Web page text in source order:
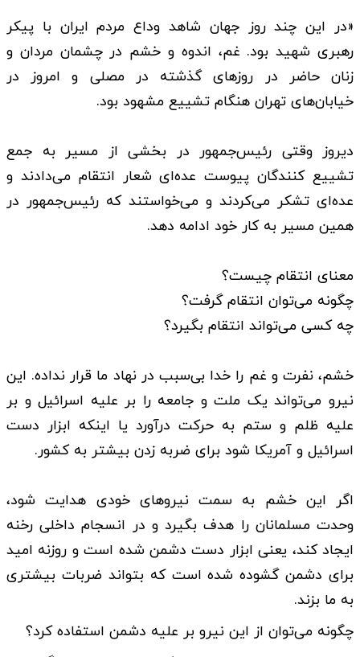
«در این چند روز جهان شاهد وداع مردم ایران با پیکر
رهبری شهید بود. غم، اندوه و خشم در چشمان مردان و
زنان حاضر در روزهای گذشته در مصلی و امروز در
خیابان‌های تهران هنگام تشییع مشهود بود.
دیروز وقتی رئیس‌جمهور در بخشی از مسیر به جمع
تشییع کنندگان پیوست عده‌ای شعار انتقام می‌دادند و
عده‌ای تشکر می‌کردند و می‌خواستند که رئیس‌جمهور در
همین مسیر به کار خود ادامه دهد.
معنای انتقام چیست؟
چگونه می‌توان انتقام گرفت؟
چه کسی می‌تواند انتقام بگیرد؟
خشم، نفرت و غم را خدا بی‌سبب در نهاد ما قرار نداده. این
نیرو می‌تواند یک ملت و جامعه را بر علیه اسرائیل و بر
علیه ظلم و ستم به حرکت درآورد یا اینکه ابزار دست
اسرائیل و آمریکا شود برای ضربه زدن بیشتر به کشور.
اگر این خشم به سمت نیروهای خودی هدایت شود،
وحدت مسلمانان را هدف بگیرد و در انسجام داخلی رخنه
ایجاد کند، یعنی ابزار دست دشمن شده است و روزنه امید
برای دشمن گشوده شده است که بتواند ضربات بیشتری
به ما بزند.
چگونه می‌توان از این نیرو بر علیه دشمن استفاده کرد؟